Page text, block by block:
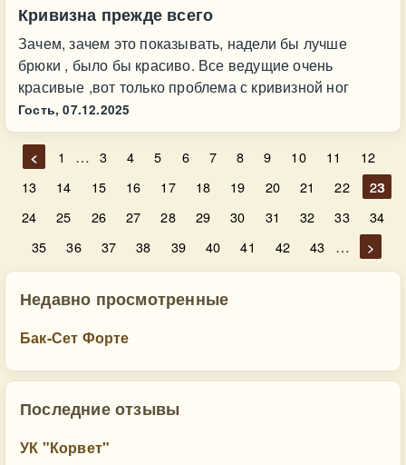
Кривизна прежде всего
Зачем, зачем это показывать, надели бы лучше
брюки , было бы красиво. Все ведущие очень
красивые ,вот только проблема с кривизной ног
Гость, 07.12.2025
< 1 … 3 4 5 6 7 8 9 10 11
12
13
14 15 16 17 18 19 20 21 22
23
24
25 26 27 28 29 30 31 32 33
34
35
36 37 38 39 40 41 42 43 … >
Недавно просмотренные
Бак-Сет Форте
Последние отзывы
УК "Корвет"